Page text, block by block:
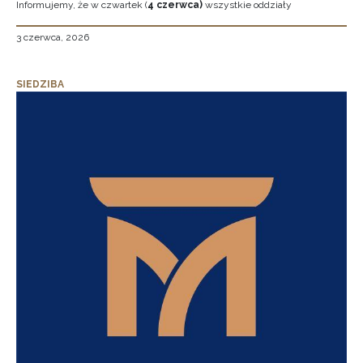
Informujemy, że w czwartek (4 czerwca) wszystkie oddziały
3 czerwca, 2026
SIEDZIBA